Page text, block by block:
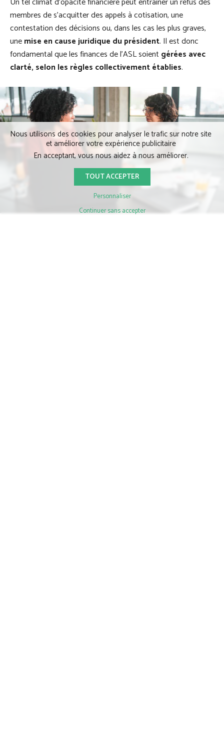
membres de s’acquitter des appels à cotisation, une
contestation des décisions ou, dans les cas les plus graves,
unemise en cause juridique du président. Il est donc
fondamental que les finances de l’ASL soient gérées avec
clarté, selon les règles collectivement établies.
Nous utilisons des cookies pour analyser le trafic sur notre site
et améliorer votre expérience publicitaire
En acceptant, vous nous aidez à nous améliorer.
TOUT ACCEPTER
Personnaliser
Continuer sans accepter